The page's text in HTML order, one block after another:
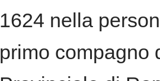
1624 nella
primo compagno